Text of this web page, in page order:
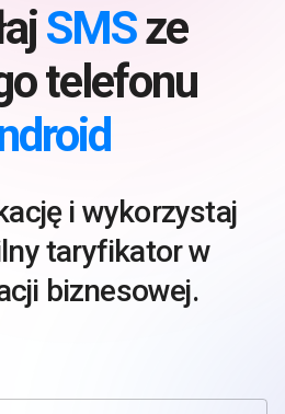
SMSze
telefonu
i wykorzystaj
taryfikator w
biznesowej.